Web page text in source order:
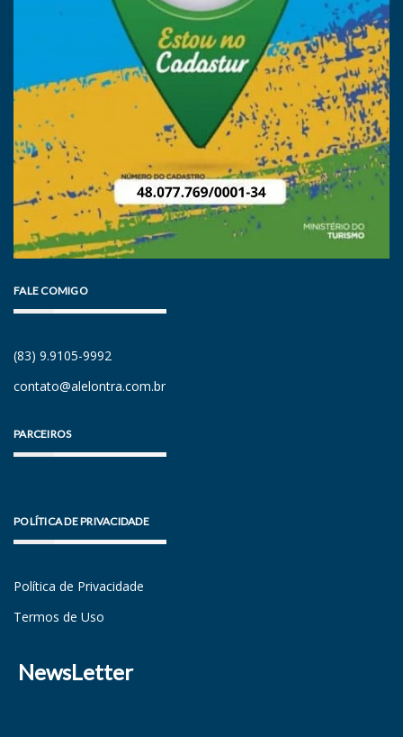
FALE COMIGO
(83) 9.9105-9992
contato@alelontra.com.br
PARCEIROS
POLÍTICA DE PRIVACIDADE
Política de Privacidade
Termos de Uso
NewsLetter